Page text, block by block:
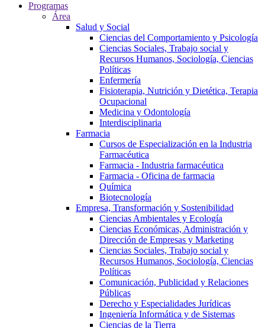
Programas
Área
Salud y Social
Ciencias del Comportamiento y Psicología
Ciencias Sociales, Trabajo social y
Recursos Humanos, Sociología, Ciencias
Políticas
Enfermería
Fisioterapia, Nutrición y Dietética, Terapia
Ocupacional
Medicina y Odontología
Interdisciplinaria
Farmacia
Cursos de Especialización en la Industria
Farmacéutica
Farmacia - Industria farmacéutica
Farmacia - Oficina de farmacia
Química
Biotecnología
Empresa, Transformación y Sostenibilidad
Ciencias Ambientales y Ecología
Ciencias Económicas, Administración y
Dirección de Empresas y Marketing
Ciencias Sociales, Trabajo social y
Recursos Humanos, Sociología, Ciencias
Políticas
Comunicación, Publicidad y Relaciones
Públicas
Derecho y Especialidades Jurídicas
Ingeniería Informática y de Sistemas
Ciencias de la Tierra